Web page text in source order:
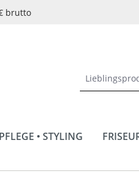
brutto
PFLEGE • STYLING